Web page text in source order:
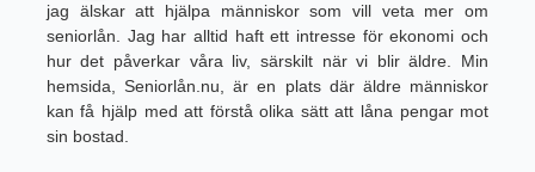
jag älskar att hjälpa människor som vill veta mer om
seniorlån. Jag har alltid haft ett intresse för ekonomi och
hur det påverkar våra liv, särskilt när vi blir äldre. Min
hemsida, Seniorlån.nu, är en plats där äldre människor
kan få hjälp med att förstå olika sätt att låna pengar mot
sin bostad.